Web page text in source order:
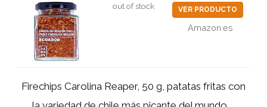
out of stock VER PRODUCTO
Amazon.es
Firechips Carolina Reaper, 50 g, patatas fritas con